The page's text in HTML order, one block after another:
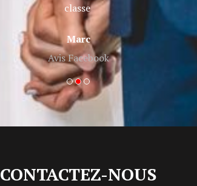
classe
Marc
Avis Facebook
CONTACTEZ-NOUS